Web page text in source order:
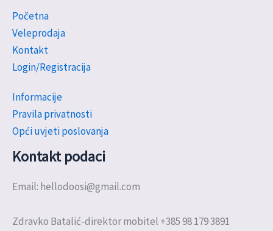
Početna
Veleprodaja
Kontakt
Login/Registracija
Informacije
Pravila privatnosti
Opći uvjeti poslovanja
Kontakt podaci
Email: hellodoosi@gmail.com
Zdravko Batalić-direktor mobitel +385 98 179 3891